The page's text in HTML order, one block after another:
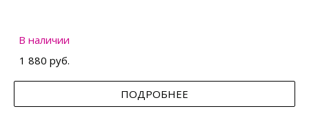
В наличии
1 880 руб.
ПОДРОБНЕЕ